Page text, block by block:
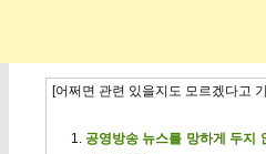
[어쩌면 관련 있을지도 모르겠다고
공영방송 뉴스를 망하게 두지